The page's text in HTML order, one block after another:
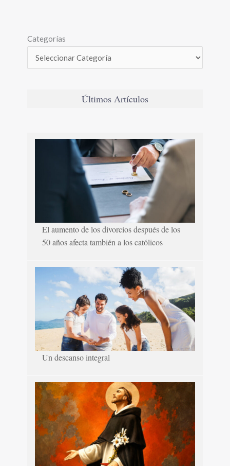
Categorías
Últimos Artículos
El aumento de los divorcios después de los
50 años afecta también a los católicos
Un descanso integral